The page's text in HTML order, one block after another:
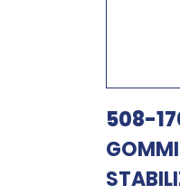
508-